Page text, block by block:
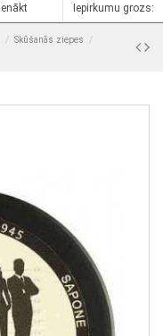
Ienākt Iepirkumu grozs:
Skūšanās ziepes